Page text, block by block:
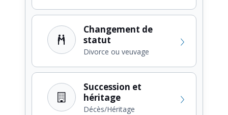
Changement de
statut
Divorce ou veuvage
Succession et
héritage
Décès/Héritage